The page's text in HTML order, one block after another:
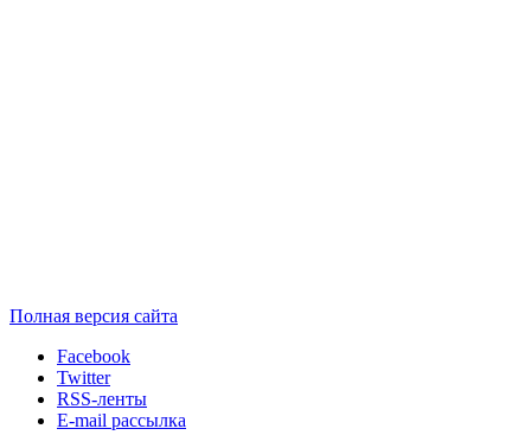
Полная версия сайта
Facebook
Twitter
RSS-ленты
E-mail рассылка